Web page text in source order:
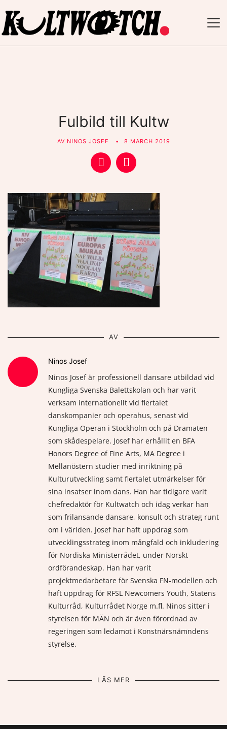
Fulbild till Kultw
AV NINOS JOSEF 8 MARCH 2019
AV
Ninos Josef
Ninos Josef är professionell dansare utbildad vid
Kungliga Svenska Balettskolan och har varit
verksam internationellt vid flertalet
danskompanier och operahus, senast vid
Kungliga Operan i Stockholm och på Dramaten
som skådespelare. Josef har erhållit en BFA
Honors Degree of Fine Arts, MA Degree i
Mellanöstern studier med inriktning på
Kulturutveckling samt flertalet utmärkelser för
sina insatser inom dans. Han har tidigare varit
chefredaktör för Kultwatch och idag verkar han
som frilansande dansare, konsult och strateg runt
om i världen. Josef har haft uppdrag som
utvecklingsstrateg inom mångfald och inkludering
för Nordiska Ministerrådet, under Norskt
ordförandeskap. Han har varit
projektmedarbetare för Svenska FN-modellen och
haft uppdrag för RFSL Newcomers Youth, Statens
Kulturråd, Kulturrådet Norge m.fl. Ninos sitter i
styrelsen för MÄN och är även förordnad av
regeringen som ledamot i Konstnärsnämndens
styrelse.
LÄS MER